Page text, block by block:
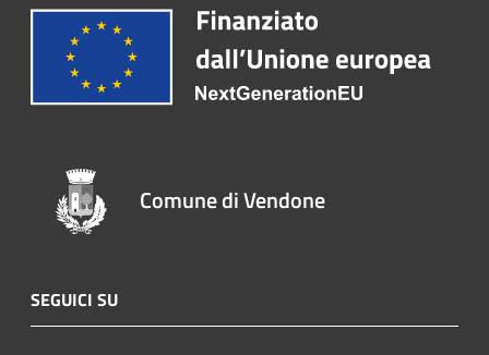
Comune di Vendone
SEGUICI SU